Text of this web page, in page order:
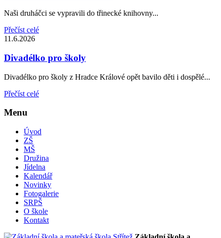
Naši druháčci se vypravili do třinecké knihovny...
Přečíst celé
11.6.2026
Divadélko pro školy
Divadélko pro školy z Hradce Králové opět bavilo děti i dospělé...
Přečíst celé
Menu
Úvod
ZŠ
MŠ
Družina
Jídelna
Kalendář
Novinky
Fotogalerie
SRPŠ
O škole
Kontakt